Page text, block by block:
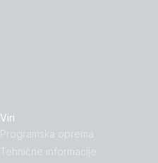
Viri
Programska oprema
Tehnične informacije